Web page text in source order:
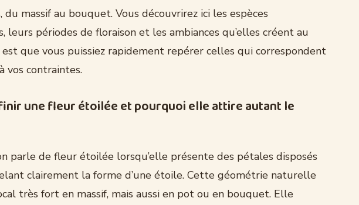
du massif au bouquet. Vous découvrirez ici les espèces
leurs périodes de floraison et les ambiances qu’elles créent au
est que vous puissiez rapidement repérer celles qui correspondent
vos contraintes.
une fleur étoilée et pourquoi elle attire autant le
parle de fleur étoilée lorsqu’elle présente des pétales disposés
clairement la forme d’une étoile. Cette géométrie naturelle
très fort en massif, mais aussi en pot ou en bouquet. Elle